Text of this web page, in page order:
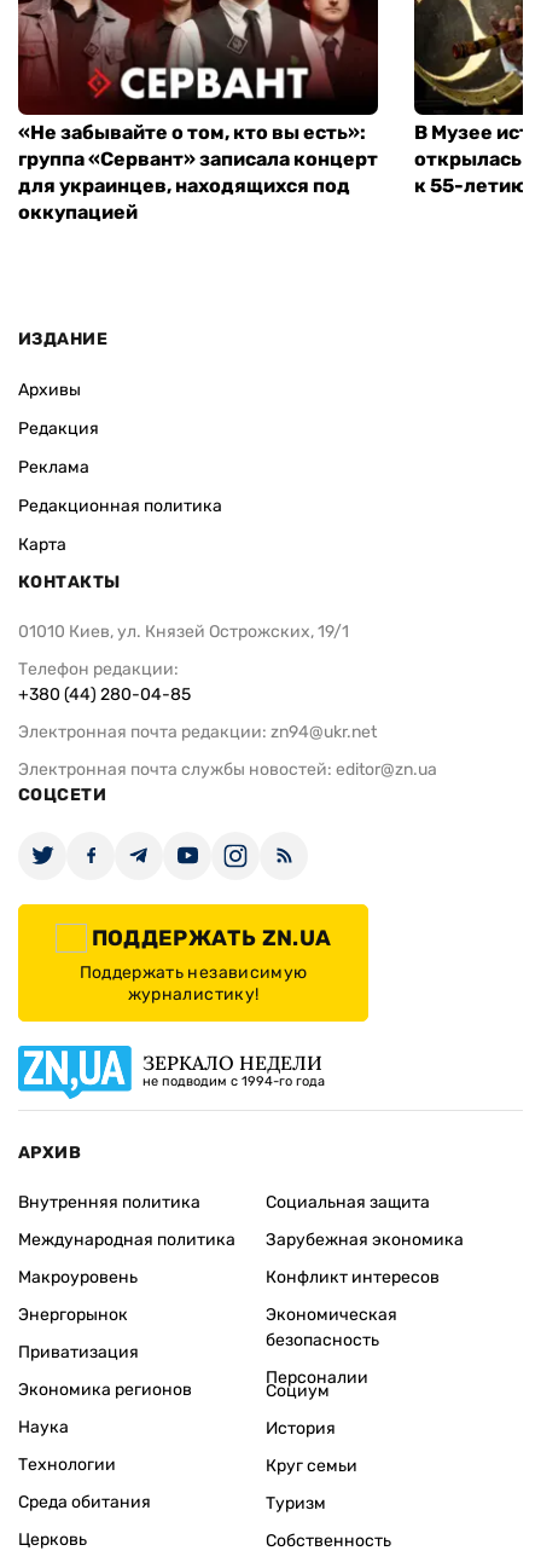
«Не забывайте о том, кто вы есть»:
группа «Сервант» записала концерт
для украинцев, находящихся под
оккупацией
В Музее
открылась
к 55-летию
ИЗДАНИЕ
Архивы
Редакция
Реклама
Редакционная политика
Карта
КОНТАКТЫ
01010 Киев, ул. Князей Острожских, 19/1
Телефон редакции:
+380 (44) 280-04-85
Электронная почта редакции: zn94@ukr.net
Электронная почта службы новостей: editor@zn.ua
СОЦСЕТИ
ПОДДЕРЖАТЬ ZN.UA
Поддержать независимую
журналистику!
ЗЕРКАЛО НЕДЕЛИ
не подводим с 1994-го года
АРХИВ
Внутренняя политика
Международная политика
Макроуровень
Энергорынок
Приватизация
Экономика регионов
Социальная защита
Зарубежная экономика
Конфликт интересов
Экономическая
безопасность
Персоналии
Наука
Технологии
Среда обитания
Церковь
Социум
История
Круг семьи
Туризм
Собственность